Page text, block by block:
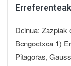
Doinua: Zazpiak
Bengoetxea 1)
Pitagoras,